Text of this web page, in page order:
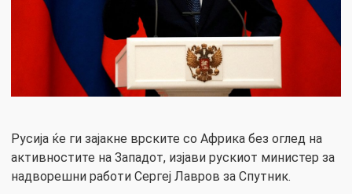
Русија ќе ги зајакне врските со Африка без оглед на
активностите на Западот, изјави рускиот министер за
надворешни работи Сергеј Лавров за Спутник.